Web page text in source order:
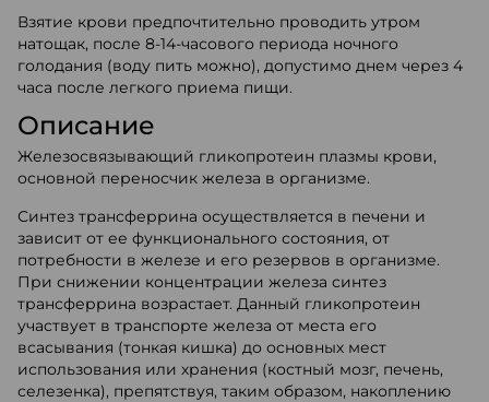
Взятие крови предпочтительно проводить утром
натощак, после 8-14-часового периода ночного
голодания (воду пить можно), допустимо днем через 4
часа после легкого приема пищи.
Описание
Железосвязывающий гликопротеин плазмы крови,
основной переносчик железа в организме.
Синтез трансферрина осуществляется в печени и
зависит от ее функционального состояния, от
потребности в железе и его резервов в организме.
При снижении концентрации железа синтез
трансферрина возрастает. Данный гликопротеин
участвует в транспорте железа от места его
всасывания (тонкая кишка) до основных мест
использования или хранения (костный мозг, печень,
селезенка), препятствуя, таким образом, накоплению